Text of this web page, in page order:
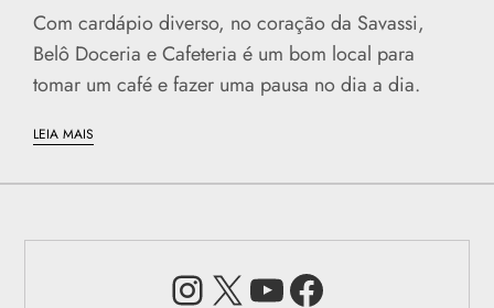
Com cardápio diverso, no coração da Savassi,
Belô Doceria e Cafeteria é um bom local para
tomar um café e fazer uma pausa no dia a dia.
LEIA MAIS
Instagram
X Youtube